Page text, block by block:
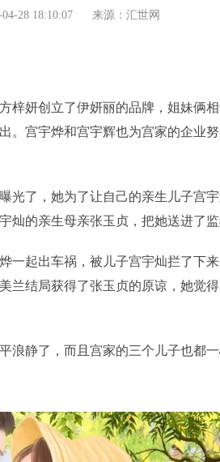
04-28 18:10:07 来源：汇世网
梓妍创立了伊妍丽的品牌，姐妹俩
。宫宇烨和宫宇辉也为宫家的企业
光了，她为了让自己的亲生儿子宫
灿的亲生母亲张玉贞，把她送进了监
一起出车祸，被儿子宫宇灿拦了下
兰结局获得了张玉贞的原谅，她觉
浪静了，而且宫家的三个儿子也都